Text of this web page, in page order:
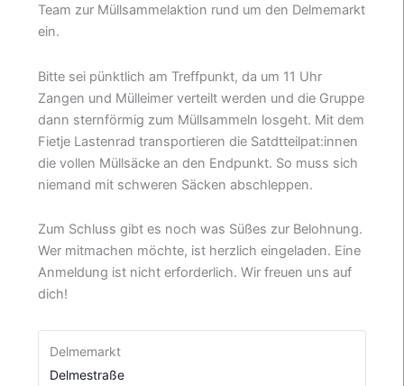
Team zur Müllsammelaktion rund um den Delmemarkt
ein.
Bitte sei pünktlich am Treffpunkt, da um 11 Uhr
Zangen und Mülleimer verteilt werden und die Gruppe
dann sternförmig zum Müllsammeln losgeht. Mit dem
Fietje Lastenrad transportieren die Satdtteilpat:innen
die vollen Müllsäcke an den Endpunkt. So muss sich
niemand mit schweren Säcken abschleppen.
Zum Schluss gibt es noch was Süßes zur Belohnung.
Wer mitmachen möchte, ist herzlich eingeladen. Eine
Anmeldung ist nicht erforderlich. Wir freuen uns auf
dich!
Delmemarkt
Delmestraße